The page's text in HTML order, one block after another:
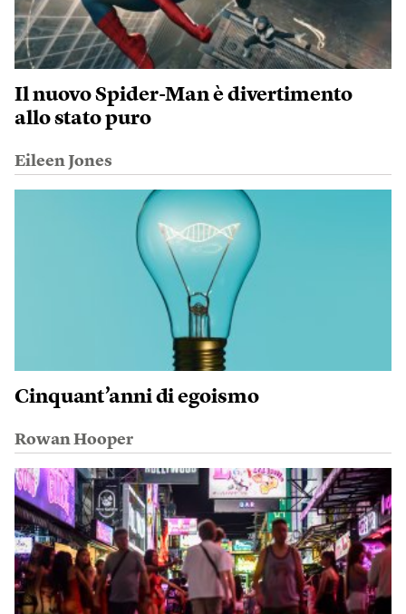
Il nuovo Spider-Man è divertimento
allo stato puro
Eileen Jones
Cinquant’anni di egoismo
Rowan Hooper